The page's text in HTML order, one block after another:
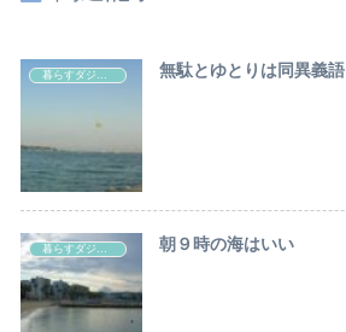
暮らすダジュール 無駄とゆとりは同異義語
暮らすダジュール 朝９時の海はいい